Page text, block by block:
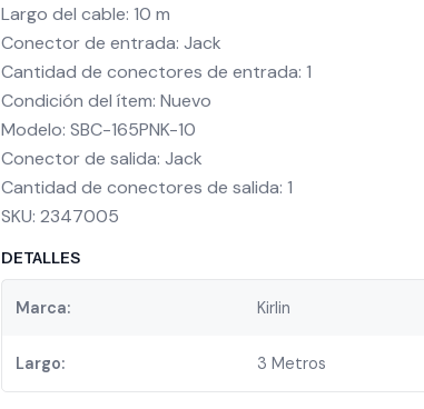
Largo del cable: 10 m
Conector de entrada: Jack
Cantidad de conectores de entrada: 1
Condición del ítem: Nuevo
Modelo: SBC-165PNK-10
Conector de salida: Jack
Cantidad de conectores de salida: 1
SKU: 2347005
DETALLES
Marca: Kirlin
Largo: 3 Metros